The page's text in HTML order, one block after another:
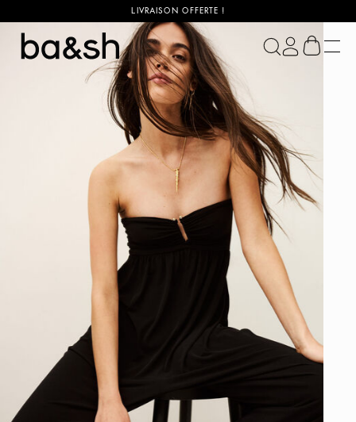
LIVRAISON OFFERTE !
ba&sh